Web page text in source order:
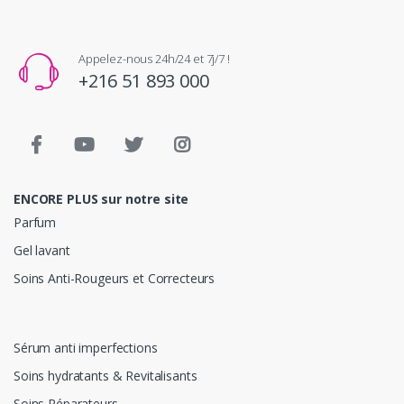
Appelez-nous 24h/24 et 7j/7 !
+216 51 893 000
ENCORE PLUS sur notre site
Parfum
Gel lavant
Soins Anti-Rougeurs et Correcteurs
Sérum anti imperfections
Soins hydratants & Revitalisants